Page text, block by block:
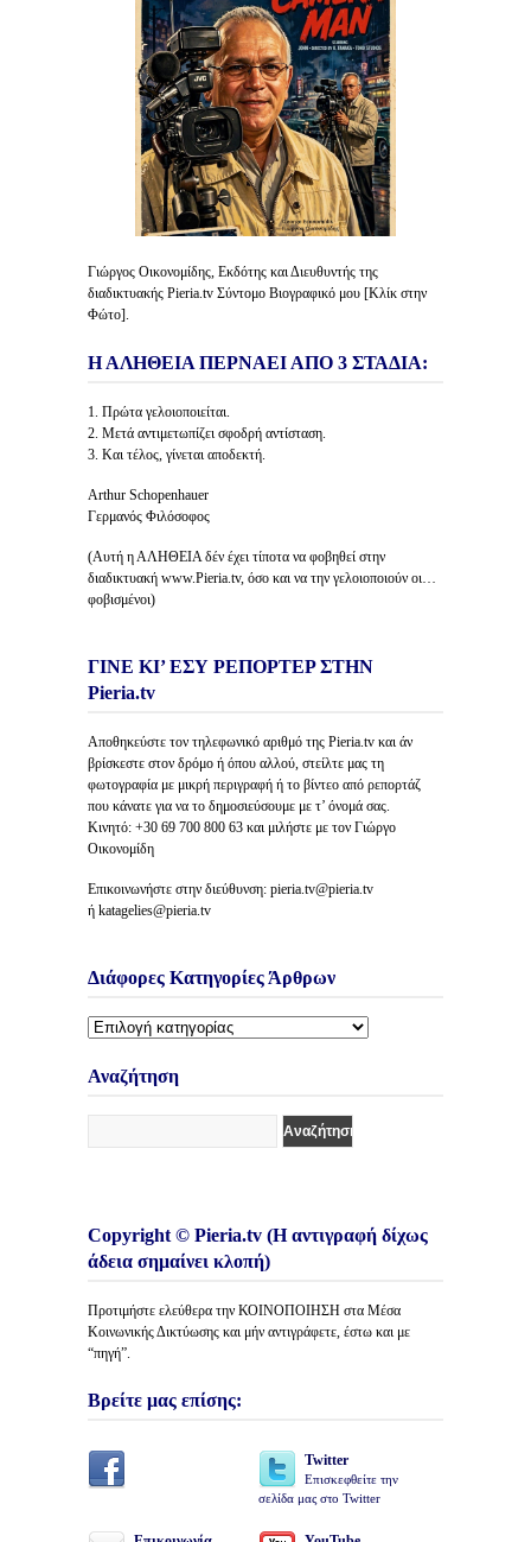
Γιώργος Οικονομίδης, Εκδότης και Διευθυντής της
διαδικτυακής Pieria.tv Σύντομο Βιογραφικό μου [Κλίκ στην
Φώτο].
Η ΑΛΗΘΕΙΑ ΠΕΡΝΑΕΙ ΑΠΟ 3 ΣΤΑΔΙΑ:
1. Πρώτα γελοιοποιείται.
2. Μετά αντιμετωπίζει σφοδρή αντίσταση.
3. Και τέλος, γίνεται αποδεκτή.
Arthur Schopenhauer
Γερμανός Φιλόσοφος
(Αυτή η ΑΛΗΘΕΙΑ δέν έχει τίποτα να φοβηθεί στην
διαδικτυακή www.Pieria.tv, όσο και να την γελοιοποιούν οι…
φοβισμένοι)
ΓΙΝΕ ΚΙ’ ΕΣΥ ΡΕΠΟΡΤΕΡ ΣΤΗΝ
Pieria.tv
Αποθηκεύστε τον τηλεφωνικό αριθμό της Pieria.tv και άν
βρίσκεστε στον δρόμο ή όπου αλλού, στείλτε μας τη
φωτογραφία με μικρή περιγραφή ή το βίντεο από ρεπορτάζ
που κάνατε για να το δημοσιεύσουμε με τ’ όνομά σας.
Κινητό: +30 69 700 800 63 και μιλήστε με τον Γιώργο
Οικονομίδη
Επικοινωνήστε στην διεύθυνση: pieria.tv@pieria.tv
ή katagelies@pieria.tv
Διάφορες Κατηγορίες Άρθρων
Διάφορες
Άρθρων
Αναζήτηση
Copyright © Pieria.tv (Η αντιγραφή δίχως
άδεια σημαίνει κλοπή)
Προτιμήστε ελεύθερα την ΚΟΙΝΟΠΟΙΗΣΗ στα Μέσα
Κοινωνικής Δικτύωσης και μήν αντιγράφετε, έστω και με
“πηγή”.
Βρείτε μας επίσης:
Twitter
Επισκεφθείτε την
σελίδα μας στο Twitter